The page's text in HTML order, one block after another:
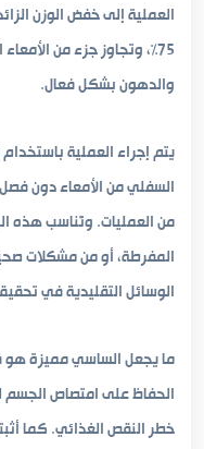
العملية إلى خفض الوزن
75%، وتجاوز جزء من
والدهون بشكل فعال.
يتم إجراء العملية
السفلي من الأمعاء دون
من العمليات. وتُناسب هذه
المفرطة، أو من مشكلات
الوسائل التقليدية في
ما يجعل الساسي مميزة هو
الحفاظ على امتصاص الجسم
خطر النقص الغذائي. كما